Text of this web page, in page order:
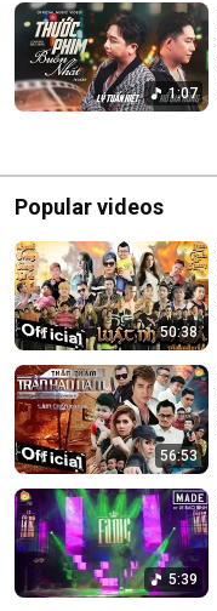
1:07
Popular videos
50:38
56:53
5:39